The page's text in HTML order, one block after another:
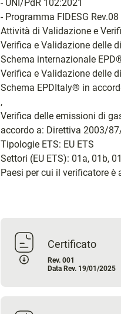
- UNI/PdR 102:2021
- Programma FIDESG
Attività di Validazione e
Verifica e Validazione delle
Schema internazionale
Verifica e Validazione delle
Schema EPDItaly® in
,
Verifica delle emissioni di
accordo a: Direttiva 2003/
Tipologie ETS: EU ETS
Settori (EU ETS): 01a, 01b,
Paesi per cui il verificatore è
Certificato
Rev. 001
Data Rev. 19/01/2025